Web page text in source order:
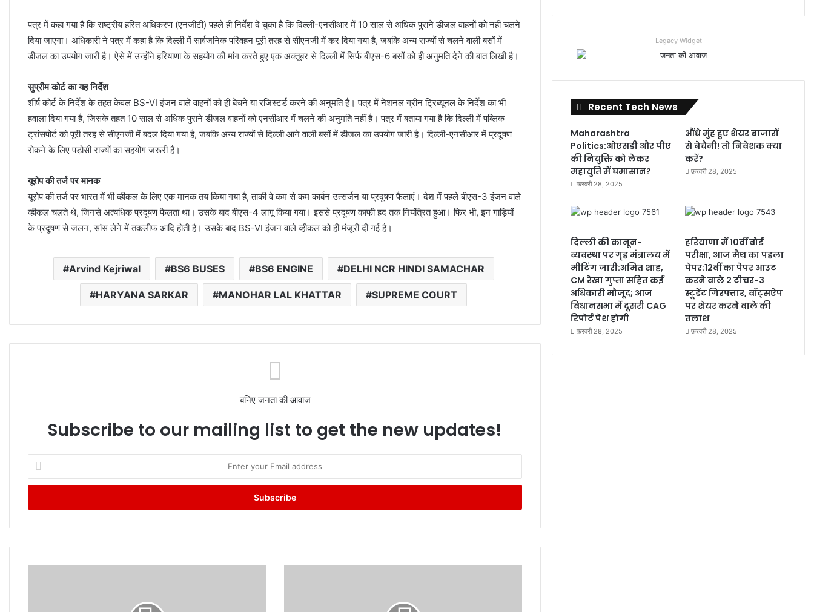
पत्र में कहा गया है कि राष्ट्रीय हरित अधिकरण (एनजीटी) पहले ही निर्देश दे चुका है कि दिल्ली-एनसीआर में 10 साल से अधिक पुराने डीजल वाहनों को नहीं चलने
दिया जाएगा। अधिकारी ने पत्र में कहा है कि दिल्ली में सार्वजनिक परिवहन पूरी तरह से सीएनजी में कर दिया गया है, जबकि अन्य राज्यों से चलने वाली बसों में
डीजल का उपयोग जारी है। ऐसे में उन्होंने हरियाणा के सहयोग की मांग करते हुए एक अक्तूबर से दिल्ली में सिर्फ बीएस-6 बसों को ही अनुमति देने की बात लिखी है।
सुप्रीम कोर्ट का यह निर्देश
शीर्ष कोर्ट के निर्देश के तहत केवल BS-VI इंजन वाले वाहनों को ही बेचने या रजिस्टर्ड करने की अनुमति है। पत्र में नेशनल ग्रीन ट्रिब्यूनल के निर्देश का भी
हवाला दिया गया है, जिसके तहत 10 साल से अधिक पुराने डीजल वाहनों को एनसीआर में चलने की अनुमति नहीं है। पत्र में बताया गया है कि दिल्ली में पब्लिक
ट्रांसपोर्ट को पूरी तरह से सीएनजी में बदल दिया गया है, जबकि अन्य राज्यों से दिल्ली आने वाली बसों में डीजल का उपयोग जारी है। दिल्ली-एनसीआर में प्रदूषण
रोकने के लिए पड़ोसी राज्यों का सहयोग जरूरी है।
यूरोप की तर्ज पर मानक
यूरोप की तर्ज पर भारत में भी व्हीकल के लिए एक मानक तय किया गया है, ताकी वे कम से कम कार्बन उत्सर्जन या प्रदूषण फैलाएं। देश में पहले बीएस-3 इंजन वाले
व्हीकल चलते थे, जिनसे अत्यधिक प्रदूषण फैलता था। उसके बाद बीएस-4 लागू किया गया। इससे प्रदूषण काफी हद तक नियंत्रित हुआ। फिर भी, इन गाड़ियों
के प्रदूषण से जलन, सांस लेने में तकलीफ आदि होती है। उसके बाद BS-VI इंजन वाले व्हीकल को ही मंजूरी दी गई है।
Arvind Kejriwal BS6 BUSES BS6 ENGINE DELHI NCR HINDI SAMACHAR
HARYANA SARKAR MANOHAR LAL KHATTAR SUPREME COURT
बनिए जनता की आवाज
Subscribe to our mailing list to get the new updates!
your
Email
Legacy Widget
Recent Tech News
Maharashtra
Politics:ओएसडी और पीए
की नियुक्ति को लेकर
महायुति में घमासान?
फ़रवरी 28, 2025
औंधे मुंह हुए शेयर बाजारों
से बेचैनी! तो निवेशक क्या
करें?
फ़रवरी 28, 2025
दिल्ली की कानून-
व्यवस्था पर गृह मंत्रालय में
मीटिंग जारी:अमित शाह,
CM रेखा गुप्ता सहित कई
अधिकारी मौजूद; आज
विधानसभा में दूसरी CAG
रिपोर्ट पेश होगी
फ़रवरी 28, 2025
हरियाणा में 10वीं बोर्ड
परीक्षा, आज मैथ का पहला
पेपर:12वीं का पेपर आउट
करने वाले 2 टीचर-3
स्टूडेंट गिरफ्तार, वॉट्सऐप
पर शेयर करने वाले की
तलाश
फ़रवरी 28, 2025